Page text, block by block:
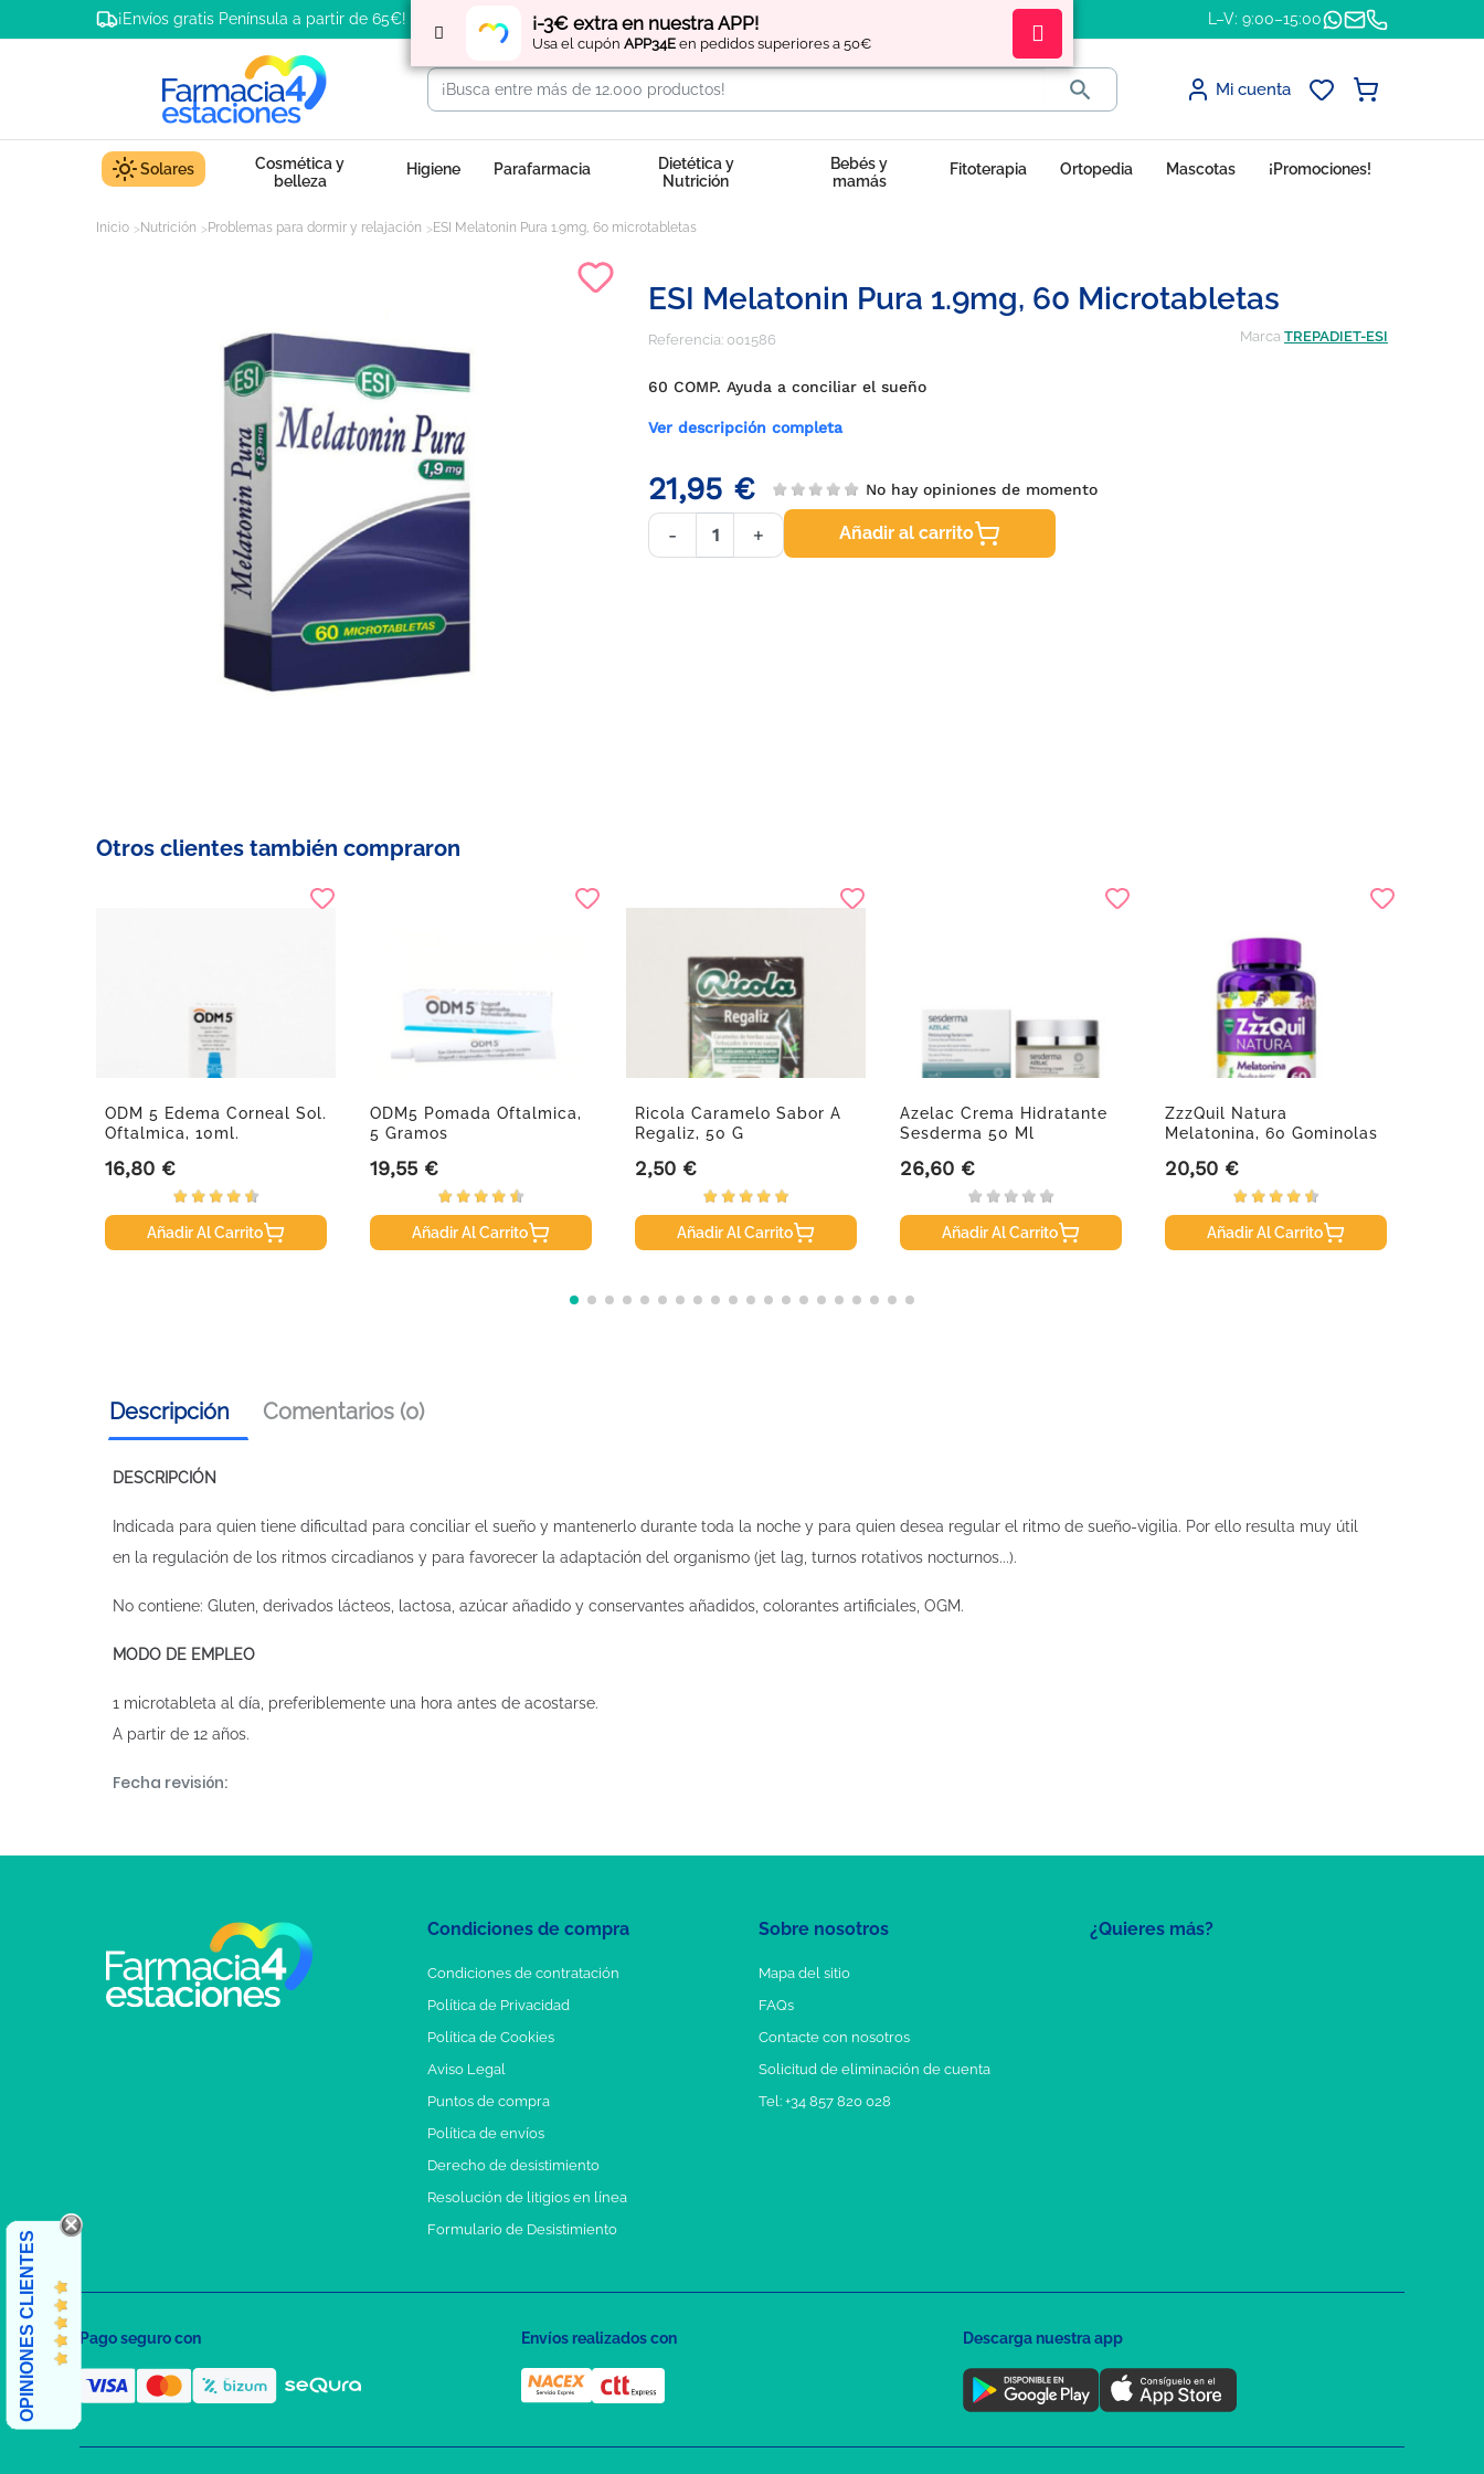
¡-3€ extra en nuestra APP!
Usa el cupón APP34E en pedidos superiores a 50€
¡Envíos gratis Península a partir de 65€! Regístratey obtén L–V: 9:00–15:00
 Mi cuenta
Solares
Cosmética y
belleza
Higiene Parafarmacia
Dietética y
Nutrición
Bebés y
mamás
Fitoterapia Ortopedia Mascotas ¡Promociones!
Inicio Nutrición Problemas para dormir y relajación ESI Melatonin Pura 1.9mg, 60 microtabletas
ESI Melatonin Pura 1.9mg, 60 Microtabletas
Referencia: 001586 Marca TREPADIET-ESI
60 COMP. Ayuda a conciliar el sueño
Ver descripción completa
21,95 € No hay opiniones de momento
- + Añadir al carrito
Otros clientes también compraron
ODM 5 Edema Corneal Sol.
Oftalmica, 10ml.
Precio
16,80 €
Añadir Al Carrito
ODM5 Pomada Oftalmica,
5 Gramos
Precio
19,55 €
Añadir Al Carrito
Ricola Caramelo Sabor A
Regaliz, 50 G
Precio
2,50 €
Añadir Al Carrito
Azelac Crema Hidratante
Sesderma 50 Ml
Precio
26,60 €
Añadir Al Carrito
ZzzQuil Natura
Melatonina, 60 Gominolas
Precio
20,50 €
Añadir Al Carrito
Descripción Comentarios (0)
DESCRIPCIÓN
Indicada para quien tiene dificultad para conciliar el sueño y mantenerlo durante toda la noche y para quien desea regular el ritmo de sueño-vigilia. Por ello resulta muy útil
en la regulación de los ritmos circadianos y para favorecer la adaptación del organismo (jet lag, turnos rotativos nocturnos...).
No contiene: Gluten, derivados lácteos, lactosa, azúcar añadido y conservantes añadidos, colorantes artificiales, OGM.
MODO DE EMPLEO
1 microtableta al día, preferiblemente una hora antes de acostarse.
A partir de 12 años.
Fecha revisión:
¿Quieres más?
Condiciones de compra
Condiciones de contratación
Política de Privacidad
Política de Cookies
Aviso Legal
Puntos de compra
Política de envíos
Derecho de desistimiento
Resolución de litigios en línea
Formulario de Desistimiento
Sobre nosotros
Mapa del sitio
FAQs
Contacte con nosotros
Solicitud de eliminación de cuenta
Tel: +34 857 820 028
OPINIONES CLIENTES Pago seguro con Envíos realizados con Descarga nuestra app